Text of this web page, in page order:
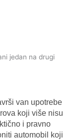
van upotrebe
koji više nisu
i pravno
automobil koji